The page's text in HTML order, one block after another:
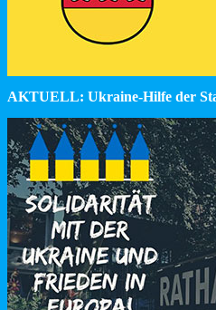
AKTUELL: Ukraine-Hilfe der